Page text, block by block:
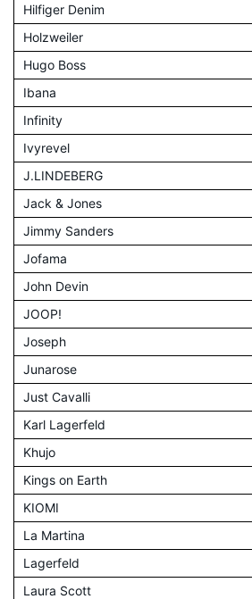
Hilfiger Denim
Holzweiler
Hugo Boss
Ibana
Infinity
Ivyrevel
J.LINDEBERG
Jack & Jones
Jimmy Sanders
Jofama
John Devin
JOOP!
Joseph
Junarose
Just Cavalli
Karl Lagerfeld
Khujo
Kings on Earth
KIOMI
La Martina
Lagerfeld
Laura Scott